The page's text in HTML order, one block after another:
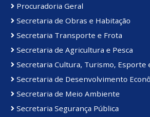
Procuradoria Geral
Secretaria de Obras e Habitação
Secretaria Transporte e Frota
Secretaria de Agricultura e Pesca
Secretaria Cultura, Turismo, Esporte
Secretaria de Desenvolvimento
Secretaria de Meio Ambiente
Secretaria Segurança Pública